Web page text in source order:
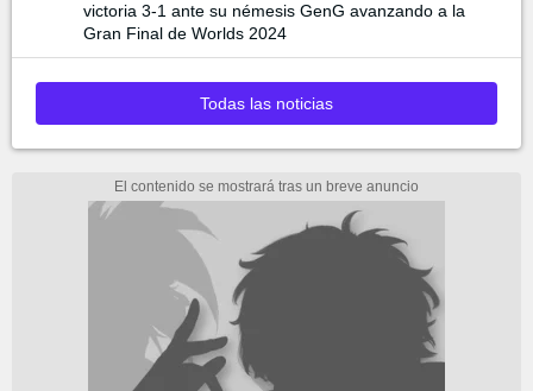
victoria 3-1 ante su némesis GenG avanzando a la
Gran Final de Worlds 2024
Todas las noticias